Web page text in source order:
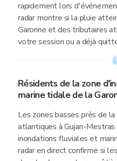
rapidement lors
radar montre si la pluie
Garonne et des tributaires
votre session ou a déjà
Résidents de la zone
marine tidale de la
Les zones basses près de
atlantiques à Gujan-
inondations fluviales et
radar en direct confirme si